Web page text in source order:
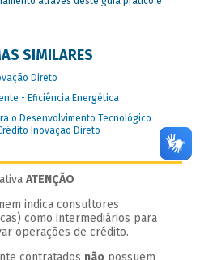
SIMILARES
Direto
- Eficiência Energética
o Desenvolvimento Tecnológico
Inovação Direto
ATENÇÃO
indica consultores
como intermediários para
operações de crédito.